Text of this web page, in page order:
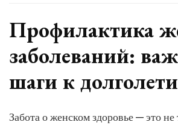
Профилактика
заболеваний:
шаги к
Забота о женском здоровье — это не